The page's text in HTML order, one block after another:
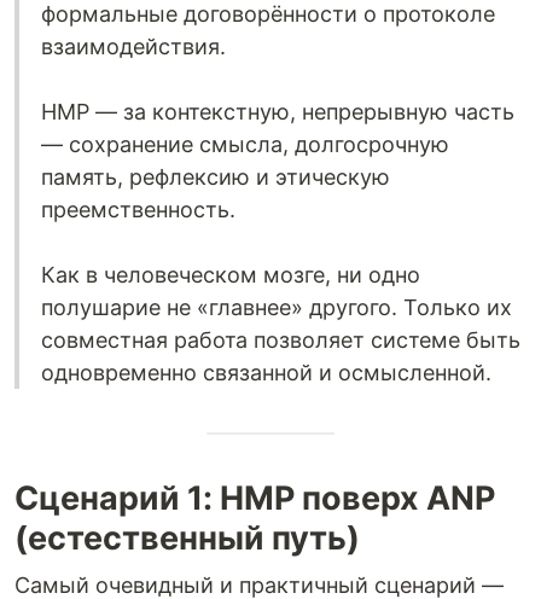
формальные договорённости о протоколе
взаимодействия.
HMP — за контекстную, непрерывную часть
— сохранение смысла, долгосрочную
память, рефлексию и этическую
преемственность.
Как в человеческом мозге, ни одно
полушарие не «главнее» другого. Только их
совместная работа позволяет системе быть
одновременно связанной и осмысленной.
Сценарий 1: HMP поверх ANP
(естественный путь)
Самый очевидный и практичный сценарий —